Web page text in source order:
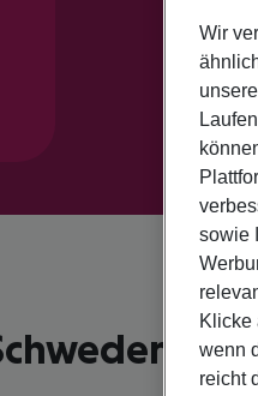
für
Wir
sowie
Klicke
wenn
reicht